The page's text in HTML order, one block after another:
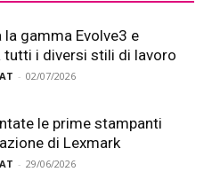
la gamma Evolve3 e
tutti i diversi stili di lavoro
- 02/07/2026
le prime stampanti
di Lexmark
- 29/06/2026